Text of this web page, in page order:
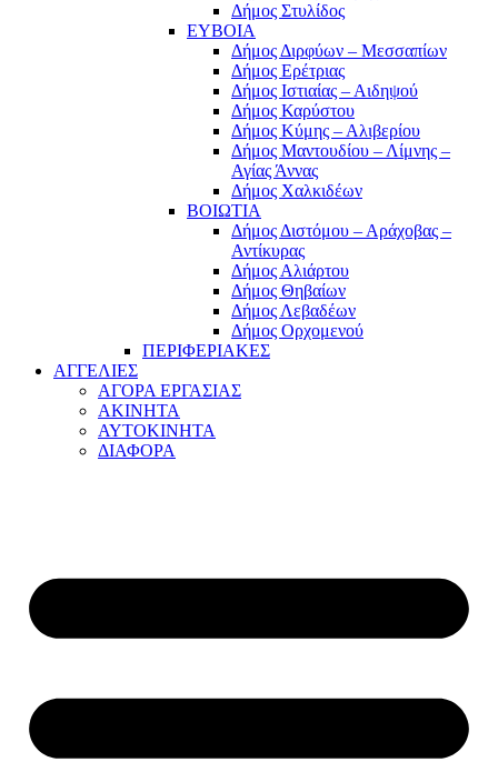
Δήμος Στυλίδος
ΕΥΒΟΙΑ
Δήμος Διρφύων – Μεσσαπίων
Δήμος Ερέτριας
Δήμος Ιστιαίας – Αιδηψού
Δήμος Καρύστου
Δήμος Κύμης – Αλιβερίου
Δήμος Μαντουδίου – Λίμνης –
Αγίας Άννας
Δήμος Χαλκιδέων
ΒΟΙΩΤΙΑ
Δήμος Διστόμου – Αράχοβας –
Αντίκυρας
Δήμος Αλιάρτου
Δήμος Θηβαίων
Δήμος Λεβαδέων
Δήμος Ορχομενού
ΠΕΡΙΦΕΡΙΑΚΕΣ
ΑΓΓΕΛΙΕΣ
ΑΓΟΡΑ ΕΡΓΑΣΙΑΣ
ΑΚΙΝΗΤΑ
ΑΥΤΟΚΙΝΗΤΑ
ΔΙΑΦΟΡΑ